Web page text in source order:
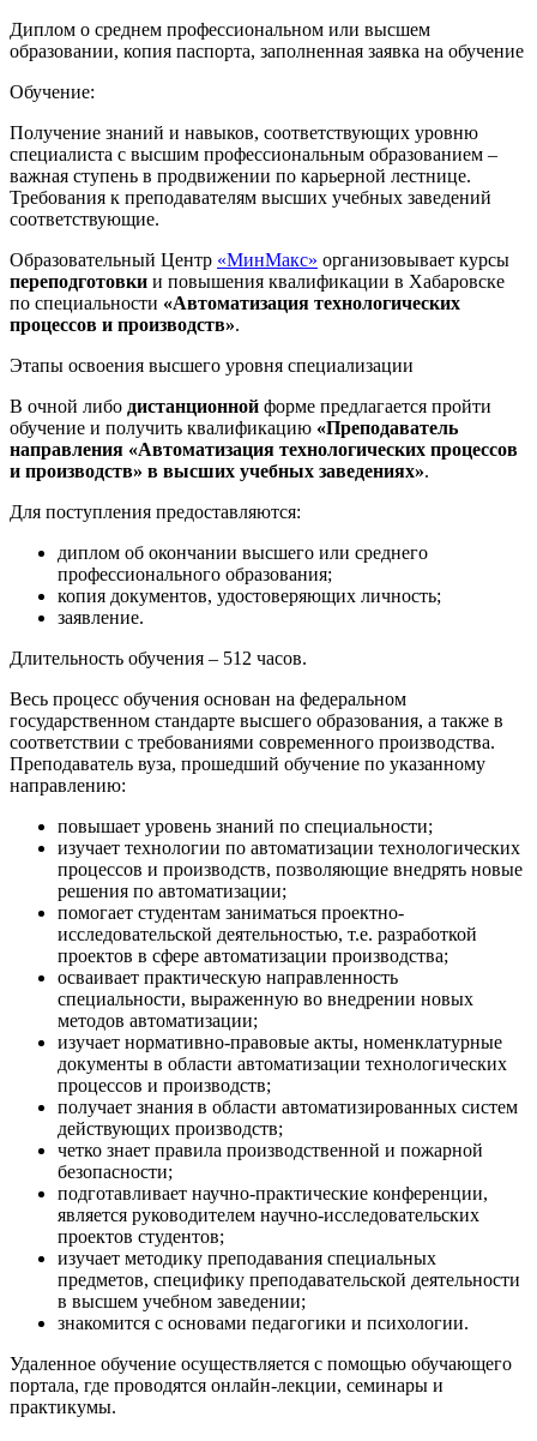
Диплом о среднем профессиональном или высшем
образовании, копия паспорта, заполненная заявка на обучение
Обучение:
Получение знаний и навыков, соответствующих уровню
специалиста с высшим профессиональным образованием –
важная ступень в продвижении по карьерной лестнице.
Требования к преподавателям высших учебных заведений
соответствующие.
Образовательный Центр «МинМакс» организовывает курсы
переподготовки и повышения квалификации в Хабаровске
по специальности «Автоматизация технологических
процессов и производств».
Этапы освоения высшего уровня специализации
В очной либо дистанционной форме предлагается пройти
обучение и получить квалификацию «Преподаватель
направления «Автоматизация технологических процессов
и производств» в высших учебных заведениях».
Для поступления предоставляются:
диплом об окончании высшего или среднего
профессионального образования;
копия документов, удостоверяющих личность;
заявление.
Длительность обучения – 512 часов.
Весь процесс обучения основан на федеральном
государственном стандарте высшего образования, а также в
соответствии с требованиями современного производства.
Преподаватель вуза, прошедший обучение по указанному
направлению:
повышает уровень знаний по специальности;
изучает технологии по автоматизации технологических
процессов и производств, позволяющие внедрять новые
решения по автоматизации;
помогает студентам заниматься проектно-
исследовательской деятельностью, т.е. разработкой
проектов в сфере автоматизации производства;
осваивает практическую направленность
специальности, выраженную во внедрении новых
методов автоматизации;
изучает нормативно-правовые акты, номенклатурные
документы в области автоматизации технологических
процессов и производств;
получает знания в области автоматизированных систем
действующих производств;
четко знает правила производственной и пожарной
безопасности;
подготавливает научно-практические конференции,
является руководителем научно-исследовательских
проектов студентов;
изучает методику преподавания специальных
предметов, специфику преподавательской деятельности
в высшем учебном заведении;
знакомится с основами педагогики и психологии.
Удаленное обучение осуществляется с помощью обучающего
портала, где проводятся онлайн-лекции, семинары и
практикумы.